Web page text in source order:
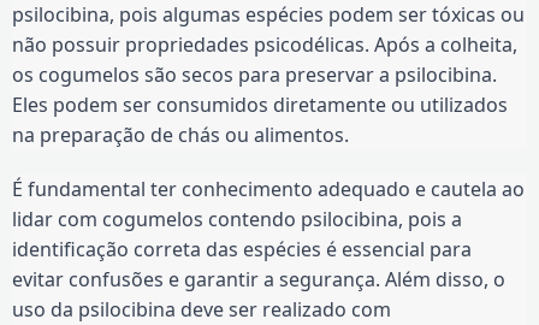
psilocibina, pois algumas espécies podem ser tóxicas ou
não possuir propriedades psicodélicas. Após a colheita,
os cogumelos são secos para preservar a psilocibina.
Eles podem ser consumidos diretamente ou utilizados
na preparação de chás ou alimentos.
É fundamental ter conhecimento adequado e cautela ao
lidar com cogumelos contendo psilocibina, pois a
identificação correta das espécies é essencial para
evitar confusões e garantir a segurança. Além disso, o
uso da psilocibina deve ser realizado com